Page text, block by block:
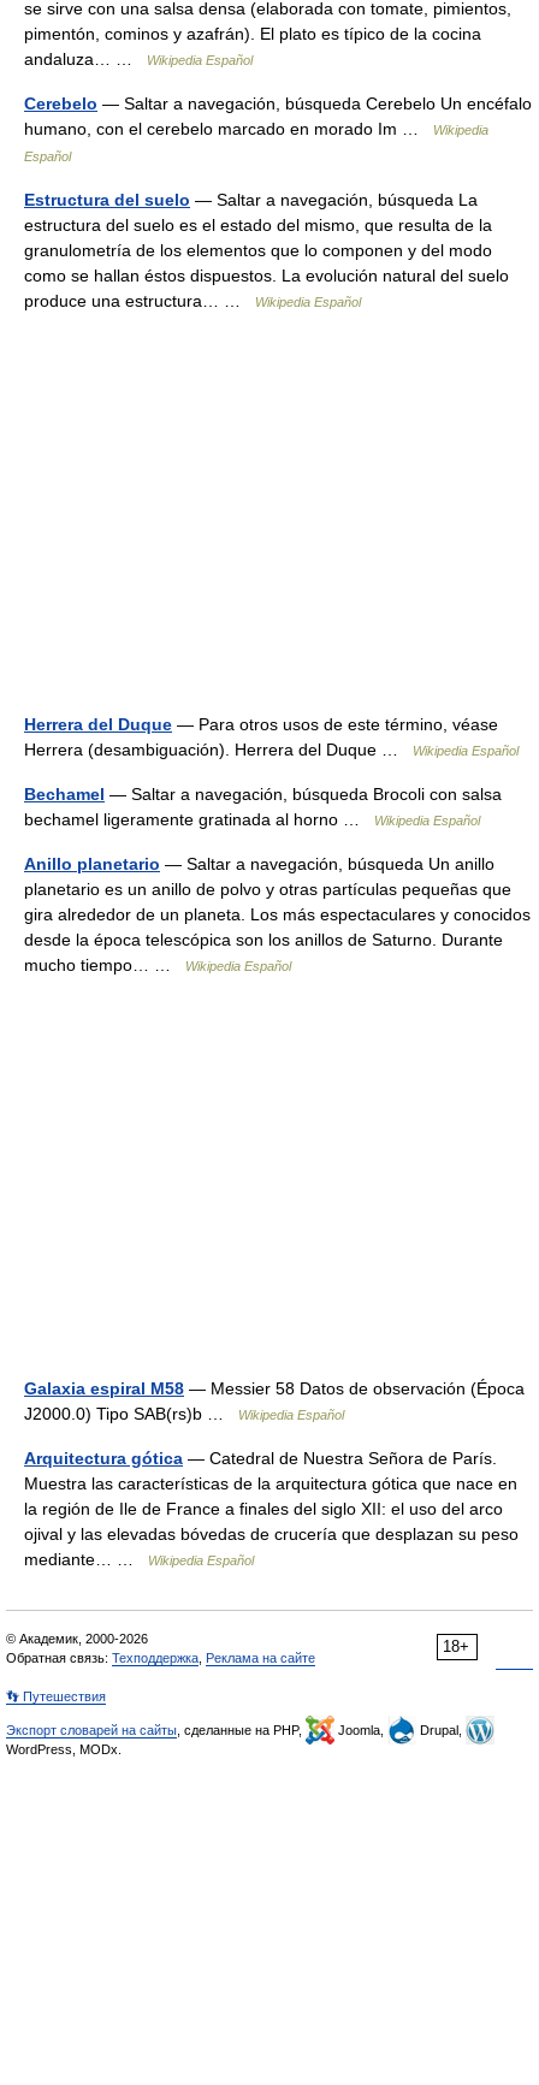
se sirve con una salsa densa (elaborada con tomate, pimientos,
pimentón, cominos y azafrán). El plato es típico de la cocina
andaluza… …
Wikipedia Español
Cerebelo — Saltar a navegación, búsqueda Cerebelo Un encéfalo
humano, con el cerebelo marcado en morado Im …
Wikipedia
Español
Estructura del suelo — Saltar a navegación, búsqueda La
estructura del suelo es el estado del mismo, que resulta de la
granulometría de los elementos que lo componen y del modo
como se hallan éstos dispuestos. La evolución natural del suelo
produce una estructura… …
Wikipedia Español
Herrera del Duque — Para otros usos de este término, véase
Herrera (desambiguación). Herrera del Duque …
Wikipedia Español
Bechamel — Saltar a navegación, búsqueda Brocoli con salsa
bechamel ligeramente gratinada al horno …
Wikipedia Español
Anillo planetario — Saltar a navegación, búsqueda Un anillo
planetario es un anillo de polvo y otras partículas pequeñas que
gira alrededor de un planeta. Los más espectaculares y conocidos
desde la época telescópica son los anillos de Saturno. Durante
mucho tiempo… …
Wikipedia Español
Galaxia espiral M58 — Messier 58 Datos de observación (Época
J2000.0) Tipo SAB(rs)b …
Wikipedia Español
Arquitectura gótica — Catedral de Nuestra Señora de París.
Muestra las características de la arquitectura gótica que nace en
la región de Ile de France a finales del siglo XII: el uso del arco
ojival y las elevadas bóvedas de crucería que desplazan su peso
mediante… …
Wikipedia Español
18+
© Академик, 2000-2026
Обратная связь: Техподдержка Реклама на сайте
👣 Путешествия
Экспорт словарей на сайты , сделанные на PHP, Joomla,
Drupal,
WordPress, MODx.